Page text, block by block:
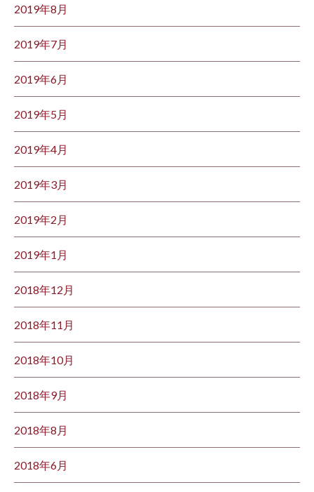
2019年8月
2019年7月
2019年6月
2019年5月
2019年4月
2019年3月
2019年2月
2019年1月
2018年12月
2018年11月
2018年10月
2018年9月
2018年8月
2018年6月